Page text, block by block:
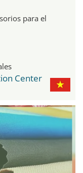
para el
Center